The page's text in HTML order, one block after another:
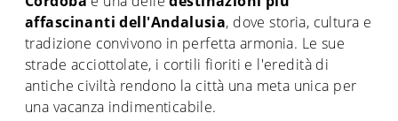
affascinanti dell'Andalusia, dove storia, cultura e
tradizione convivono in perfetta armonia. Le sue
strade acciottolate, i cortili fioriti e l'eredità di
antiche civiltà rendono la città una meta unica per
una vacanza indimenticabile.